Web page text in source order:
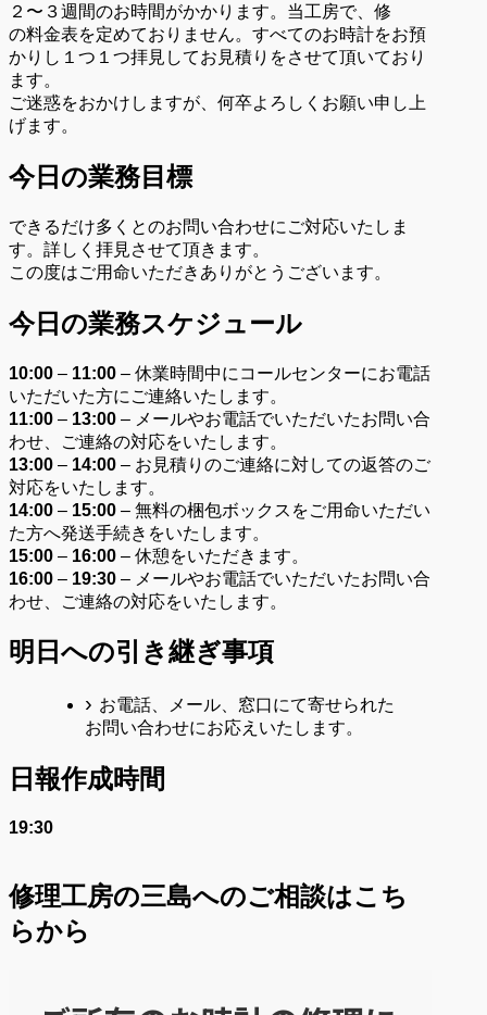
２〜３週間のお時間がかかります。当工房で、修
の料金表を定めておりません。すべてのお時計をお預
かりし１つ１つ拝見してお見積りをさせて頂いており
ます。
ご迷惑をおかけしますが、何卒よろしくお願い申し上
げます。
今日の業務目標
できるだけ多くとのお問い合わせにご対応いたしま
す。詳しく拝見させて頂きます。
この度はご用命いただきありがとうございます。
今日の業務スケジュール
10:00 – 11:00 – 休業時間中にコールセンターにお電話
いただいた方にご連絡いたします。
11:00 – 13:00 – メールやお電話でいただいたお問い合
わせ、ご連絡の対応をいたします。
13:00 – 14:00 – お見積りのご連絡に対しての返答のご
対応をいたします。
14:00 – 15:00 – 無料の梱包ボックスをご用命いただい
た方へ発送手続きをいたします。
15:00 – 16:00 – 休憩をいただきます。
16:00 – 19:30 – メールやお電話でいただいたお問い合
わせ、ご連絡の対応をいたします。
明日への引き継ぎ事項
お電話、メール、窓口にて寄せられた
お問い合わせにお応えいたします。
日報作成時間
19:30
修理工房の三島へのご相談はこち
らから